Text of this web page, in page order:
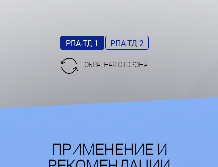
РПА-ТД 1 РПА-ТД 2
ОБРАТНАЯ СТОРОНА
ПРИМЕНЕНИЕ И